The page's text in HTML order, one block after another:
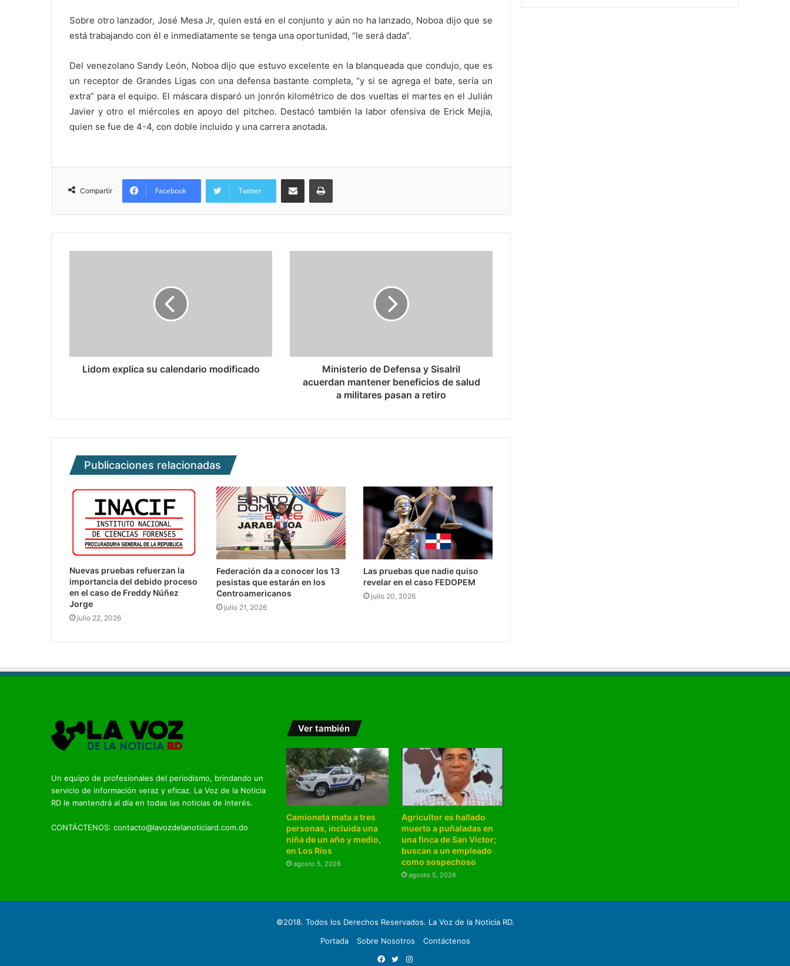
Sobre otro lanzador, José Mesa Jr, quien está en el conjunto y aún no ha lanzado, Noboa dijo que se
está trabajando con él e inmediatamente se tenga una oportunidad, “le será dada”.
Del venezolano Sandy León, Noboa dijo que estuvo excelente en la blanqueada que condujo, que es
un receptor de Grandes Ligas con una defensa bastante completa, “y si se agrega el bate, sería un
extra” para el equipo. El máscara disparó un jonrón kilométrico de dos vueltas el martes en el Julián
Javier y otro el miércoles en apoyo del pitcheo. Destacó también la labor ofensiva de Erick Mejía,
quien se fue de 4-4, con doble incluido y una carrera anotada.
Compartir Facebook Twitter
Compartir via Email Imprimi
Lidom explica su calendario modificado
Ministerio de Defensa y Sisalril
acuerdan mantener beneficios de salud
a militares pasan a retiro
Publicaciones relacionadas
Nuevas pruebas refuerzan la
importancia del debido proceso
en el caso de Freddy Núñez
Jorge
julio 22, 2026
Federación da a conocer los 13
pesistas que estarán en los
Centroamericanos
julio 21, 2026
Las pruebas que nadie quiso
revelar en el caso FEDOPEM
julio 20, 2026
Un equipo de profesionales del periodismo, brindando un
servicio de información veraz y eficaz. La Voz de la Noticia
RD le mantendrá al día en todas las noticias de interés.
CONTÁCTENOS: contacto@lavozdelanoticiard.com.do
Ver también
Camioneta mata a tres
personas, incluida una
niña de un año y medio,
en Los Ríos
agosto 5, 2026
Agricultor es hallado
muerto a puñaladas en
una finca de San Víctor;
buscan a un empleado
como sospechoso
agosto 5, 2026
©2018. Todos los Derechos Reservados. La Voz de la Noticia RD.
Portada
Sobre Nosotros
Contáctenos
Facebook
TwitterInstagram